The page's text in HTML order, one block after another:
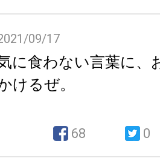
09/17
に食わない言葉に、
けるぜ。
68 0